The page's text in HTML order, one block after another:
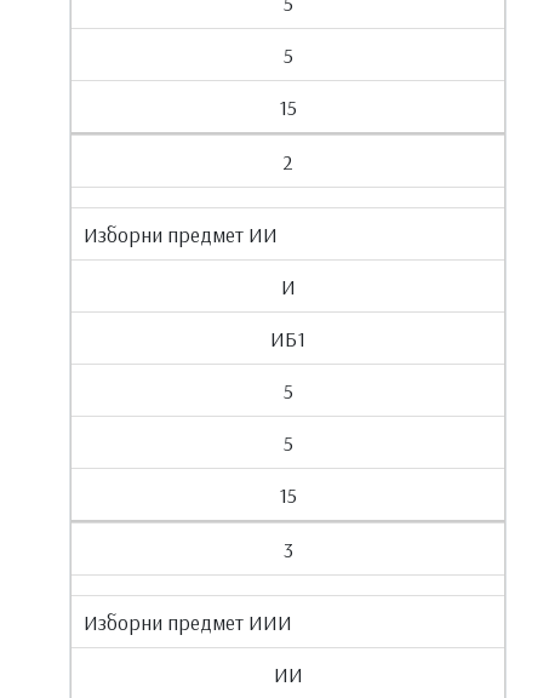
5
15
2
Изборни предмет ИИ
И
ИБ1
5
5
15
3
Изборни предмет ИИИ
ИИ